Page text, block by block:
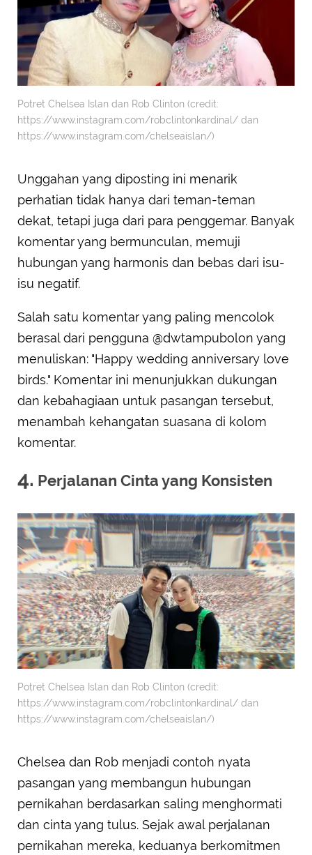
Potret Chelsea Islan dan Rob Clinton (credit:
https://www.instagram.com/robclintonkardinal/ dan
https://www.instagram.com/chelseaislan/)
Unggahan yang diposting ini menarik
perhatian tidak hanya dari teman-teman
dekat, tetapi juga dari para penggemar. Banyak
komentar yang bermunculan, memuji
hubungan yang harmonis dan bebas dari isu-
isu negatif.
Salah satu komentar yang paling mencolok
berasal dari pengguna @dwtampubolon yang
menuliskan: "Happy wedding anniversary love
birds." Komentar ini menunjukkan dukungan
dan kebahagiaan untuk pasangan tersebut,
menambah kehangatan suasana di kolom
komentar.
4. Perjalanan Cinta yang Konsisten
Potret Chelsea Islan dan Rob Clinton (credit:
https://www.instagram.com/robclintonkardinal/ dan
https://www.instagram.com/chelseaislan/)
Chelsea dan Rob menjadi contoh nyata
pasangan yang membangun hubungan
pernikahan berdasarkan saling menghormati
dan cinta yang tulus. Sejak awal perjalanan
pernikahan mereka, keduanya berkomitmen